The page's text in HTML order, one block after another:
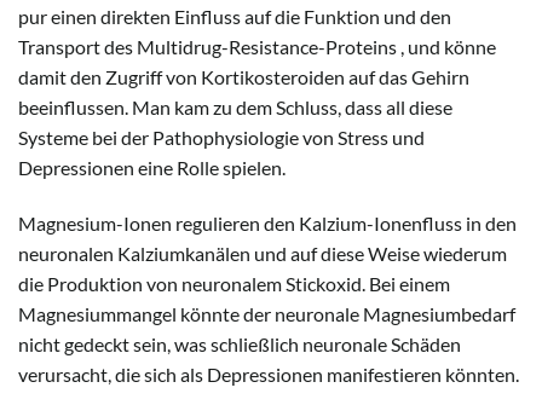
pur einen direkten Einfluss auf die Funktion und den
Transport des Multidrug-Resistance-Proteins , und könne
damit den Zugriff von Kortikosteroiden auf das Gehirn
beeinflussen. Man kam zu dem Schluss, dass all diese
Systeme bei der Pathophysiologie von Stress und
Depressionen eine Rolle spielen.
Magnesium-Ionen regulieren den Kalzium-Ionenfluss in den
neuronalen Kalziumkanälen und auf diese Weise wiederum
die Produktion von neuronalem Stickoxid. Bei einem
Magnesiummangel könnte der neuronale Magnesiumbedarf
nicht gedeckt sein, was schließlich neuronale Schäden
verursacht, die sich als Depressionen manifestieren könnten.